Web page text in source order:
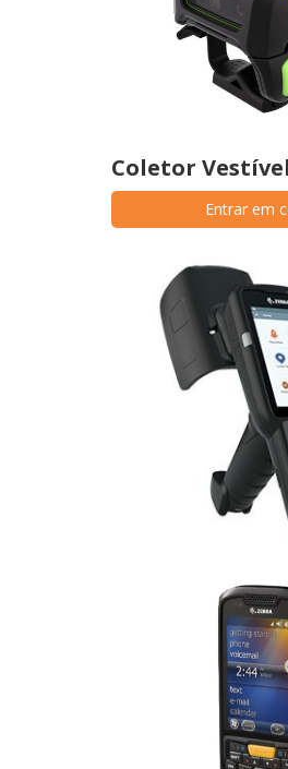
Coletor
Entrar em
Entrar em